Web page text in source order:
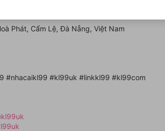
chơi đa dạng, chúng tôi cam kết mang đến
Phát, Cẩm Lệ, Đà Nẵng, Việt Nam
#nhacaikl99 #kl99uk #linkkl99 #kl99com
ファンレターを作成
動画プレイリストを選択 閉じる
mellow-fanの利用規約・プライバシーポリシー・
スとのID連携に関する同意事項 に同意頂いた上で、
アカウント作成
る
mellow-fanの利用規約・プライバシーポリシー・
スとのID連携に関する同意事項 に同意頂いた上で、
登録
ねずみ講やマルチ商法
送信
外部サービスとのID連携に関する同意事項